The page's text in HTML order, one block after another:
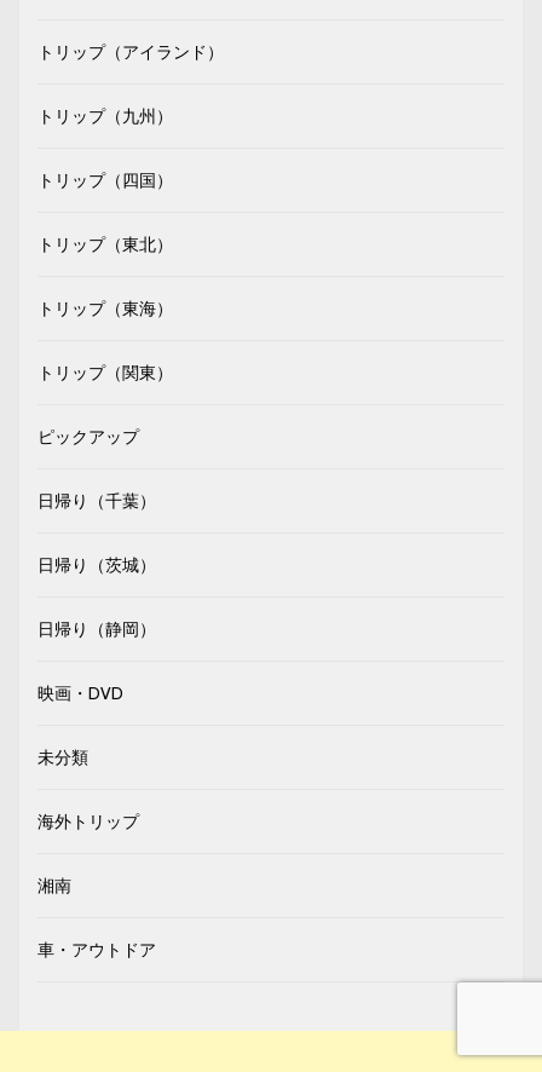
トリップ（アイランド）
トリップ（九州）
トリップ（四国）
トリップ（東北）
トリップ（東海）
トリップ（関東）
ピックアップ
日帰り（千葉）
日帰り（茨城）
日帰り（静岡）
映画・DVD
未分類
海外トリップ
湘南
車・アウトドア